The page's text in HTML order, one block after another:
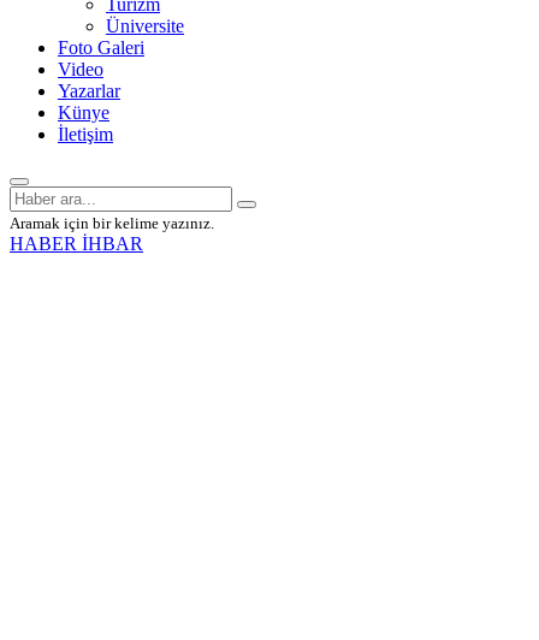
Turizm
Üniversite
Foto Galeri
Video
Yazarlar
Künye
İletişim
Aramak için bir kelime yazınız.
HABER İHBAR